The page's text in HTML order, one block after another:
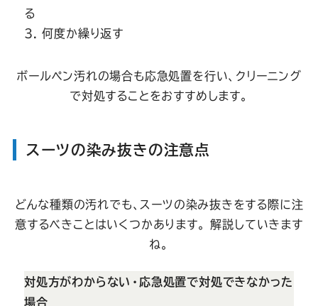
る
何度か繰り返す
ボールペン汚れの場合も応急処置を行い、クリーニング
で対処することをおすすめします。
スーツの染み抜きの注意点
どんな種類の汚れでも、スーツの染み抜きをする際に注
意するべきことはいくつかあります。 解説していきます
ね。
対処方がわからない・応急処置で対処できなかった
場合